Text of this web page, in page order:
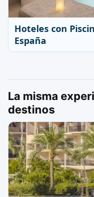
Hoteles con
España
La misma
destinos